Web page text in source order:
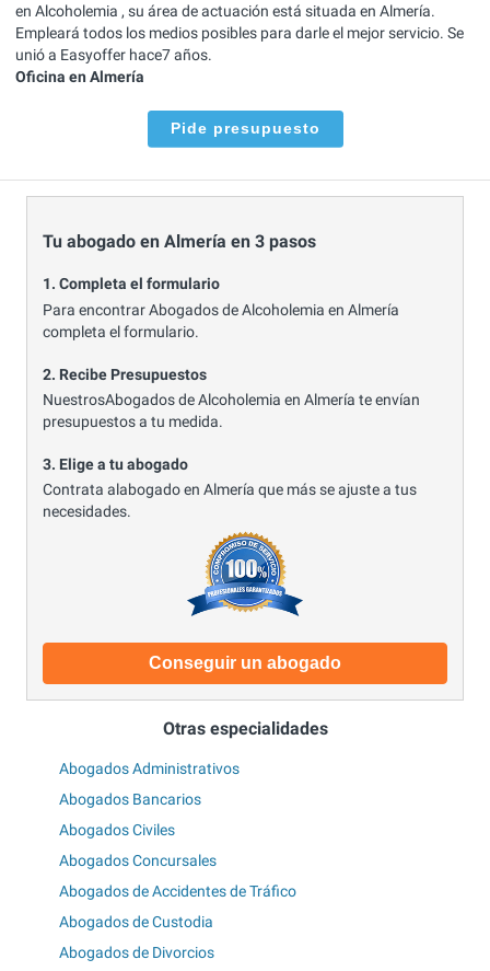
en Alcoholemia , su área de actuación está situada en Almería.
Empleará todos los medios posibles para darle el mejor servicio. Se
unió a Easyoffer hace7 años.
Oficina en Almería
Pide presupuesto
Tu abogado en Almería en 3 pasos
1. Completa el formulario
Para encontrar Abogados de Alcoholemia en Almería
completa el formulario.
2. Recibe Presupuestos
NuestrosAbogados de Alcoholemia en Almería te envían
presupuestos a tu medida.
3. Elige a tu abogado
Contrata alabogado en Almería que más se ajuste a tus
necesidades.
Conseguir un abogado
Otras especialidades
Abogados Administrativos
Abogados Bancarios
Abogados Civiles
Abogados Concursales
Abogados de Accidentes de Tráfico
Abogados de Custodia
Abogados de Divorcios